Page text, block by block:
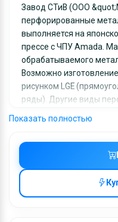
Завод СТиВ (ООО &quot;Мега-торг&quot;) предлагает
перфорированные
выполняется на
прессе с ЧПУ Amada.
обрабатываемого
Возможно
рисунком LGE
ряды). Другие виды
перфорированные
прямоугольные
Показать полностью
Доставка:
Адрес